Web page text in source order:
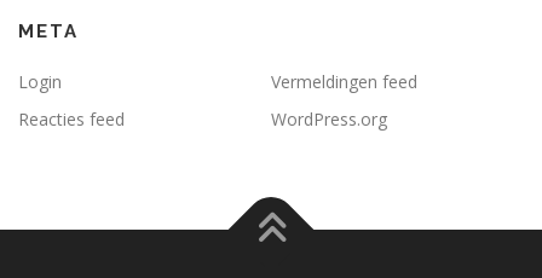
META
Login
Vermeldingen feed
Reacties feed
WordPress.org